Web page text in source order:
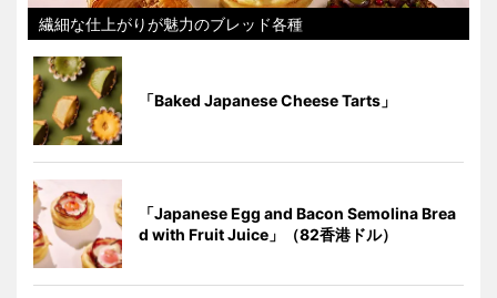
繊細な仕上がりが魅力のブレッド各種
「Baked Japanese Cheese Tarts」
「Japanese Egg and Bacon Semolina Brea
d with Fruit Juice」（82香港ドル）